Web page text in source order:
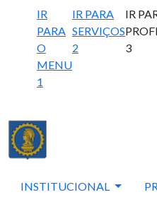
IR
PARA
O
MENU
1
IR PARA
SERVIÇOS
2
IR
3
INSTITUCIONAL